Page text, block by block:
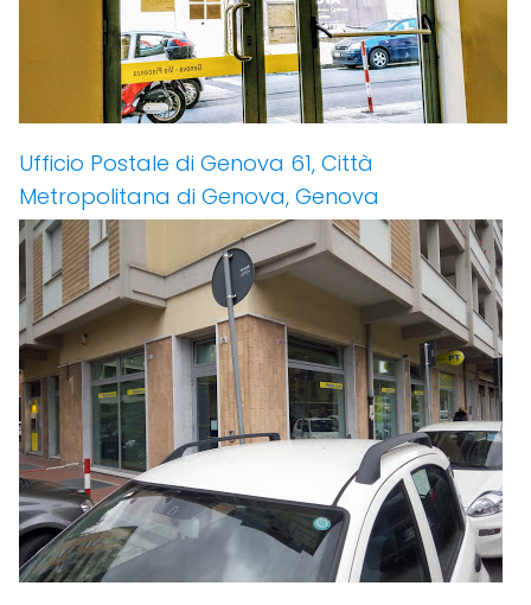
Ufficio Postale di Genova 61, Città
Metropolitana di Genova, Genova